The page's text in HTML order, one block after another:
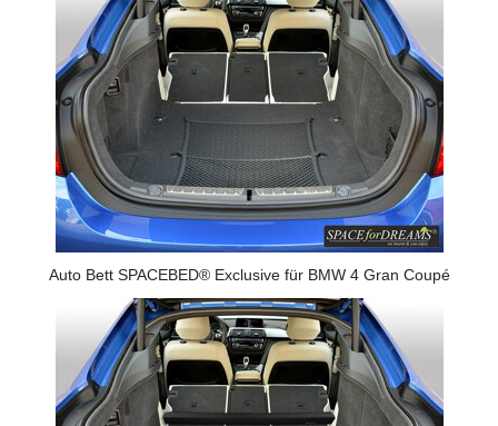
Auto Bett SPACEBED® Exclusive für BMW 4 Gran Coupé